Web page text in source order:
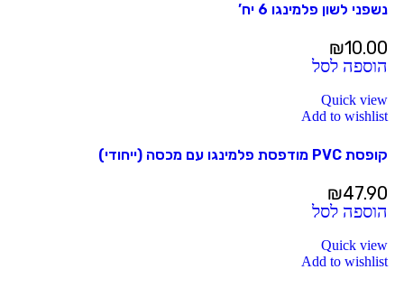
נשפני לשון פלמינגו 6 יח’
₪10.00
הוספה לסל
Quick view
Add to wishlist
קופסת PVC מודפסת פלמינגו עם מכסה (ייחודי)
₪47.90
הוספה לסל
Quick view
Add to wishlist